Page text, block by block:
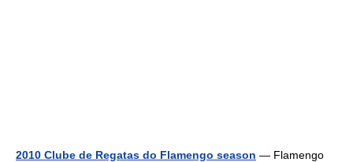
2010 Clube de Regatas do Flamengo season — Flamengo